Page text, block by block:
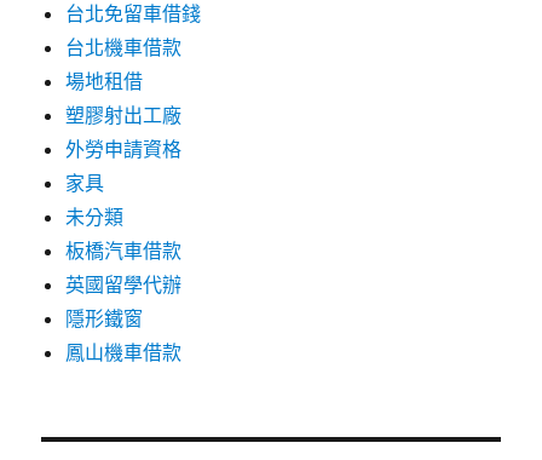
台北免留車借錢
台北機車借款
場地租借
塑膠射出工廠
外勞申請資格
家具
未分類
板橋汽車借款
英國留學代辦
隱形鐵窗
鳳山機車借款